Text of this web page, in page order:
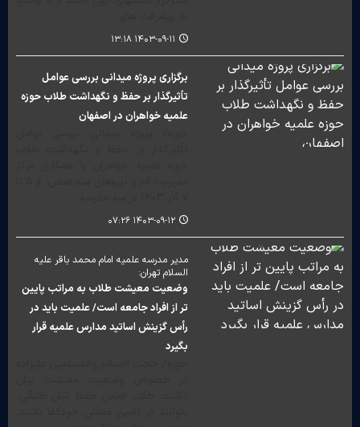
۱۴۰۳-۰۹-۱۱ ۱۳:۱۸
برگزاری پروژه میدانی بررسی عوامل
تأثیرگذار بر حفظ و نگهداشت طلاب حوزه
علمیه خواهران در اصفهان
۱۴۰۳-۰۹-۱۲ ۰۷:۲۶
مدیر مدرسه علمیه امام محمد باقر علیه
السلام تهران:
وضعیت معیشت طلاب به مراتب پایین
تر از افراد جامعه است/ علمیت باید در
رأس گزینش اساتید مدارس علمیه قرار
بگیرد